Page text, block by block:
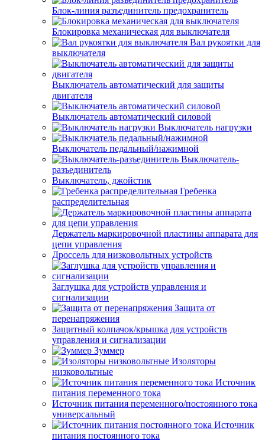
Блок-линия разъединитель предохранитель
Блокировка механическая для выключателя
Вал рукоятки для
выключателя
Выключатель автоматический для защиты
двигателя
Выключатель автоматический силовой
Выключатель нагрузки
Выключатель педальный/нажимной
Выключатель-
разъединитель
Выключатель, джойстик
Гребенка
распределительная
Держатель маркировочной пластины аппарата для
цепи управления
Дроссель для низковольтных устройств
Заглушка для устройств управления и
сигнализации
Защита от
перенапряжения
Защитный колпачок/крышка для устройств
управления и сигнализации
Зуммер
Изоляторы
низковольтные
Источник
питания переменного тока
Источник питания переменного/постоянного тока
универсальный
Источник
питания постоянного тока